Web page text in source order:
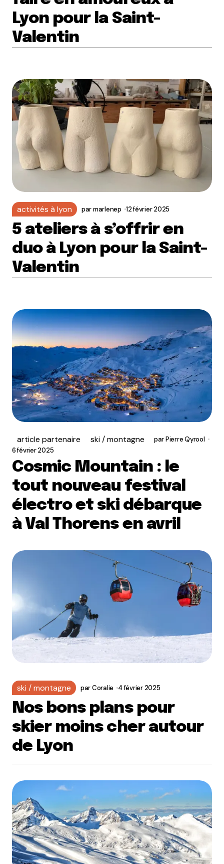
Lyon pour la Saint-
Valentin
activités à lyon parmarlenep 12 février 2025
5 ateliers à s’offrir en
duo à Lyon pour la Saint-
Valentin
article partenaire ski / montagne parPierre Qyrool
6 février 2025
Cosmic Mountain : le
tout nouveau festival
électro et ski débarque
à Val Thorens en avril
ski / montagne parCoralie 4 février 2025
Nos bons plans pour
skier moins cher autour
de Lyon